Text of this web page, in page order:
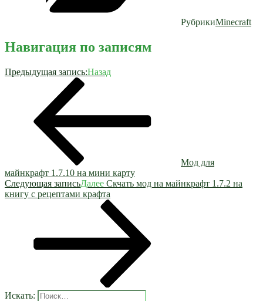
РубрикиMinecraft
Навигация по записям
Предыдущая запись:Назад
Мод для
майнкрафт 1.7.10 на мини карту
Следующая записьДалее Скчать мод на майнкрафт 1.7.2 на
книгу с рецептами крафта
Искать: